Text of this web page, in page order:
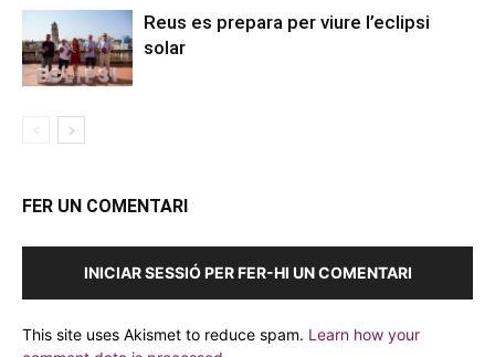
Reus es prepara per viure l’eclipsi
solar
FER UN COMENTARI
INICIAR SESSIÓ PER FER-HI UN COMENTARI
This site uses Akismet to reduce spam. Learn how your